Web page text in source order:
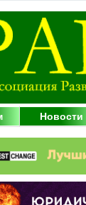
Новости